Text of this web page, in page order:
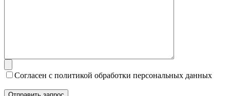
Согласен с политикой обработки персональных данных